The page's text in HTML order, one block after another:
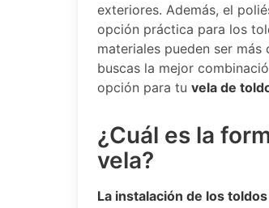
exteriores. Además, el
opción práctica para los
materiales pueden ser
buscas la mejor
opción para tu vela de
¿Cuál es la
vela?
La instalación de los